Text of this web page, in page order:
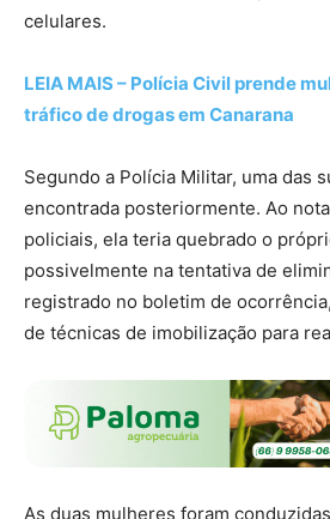
celulares.
LEIA MAIS – Polícia Civil prende
tráfico de drogas em Canarana
Segundo a Polícia Militar, uma das
encontrada posteriormente. Ao
policiais, ela teria quebrado o
possivelmente na tentativa de
registrado no boletim de
de técnicas de imobilização para
As duas mulheres foram